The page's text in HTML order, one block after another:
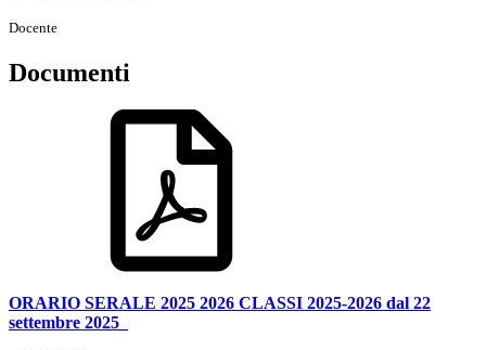
Docente
Documenti
ORARIO SERALE 2025 2026 CLASSI 2025-2026 dal 22
settembre 2025_